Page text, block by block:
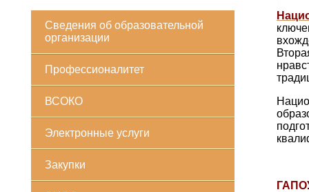
Сведения об образовательной
организации
Профессионалитет
ВСОКО
Электронные услуги
Закупки